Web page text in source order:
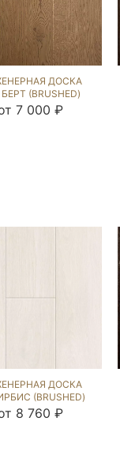
ДОСКА
(BRUSHED)
143624
7 000 ₽
ДОСКА
(BRUSHED)
143827
8 760 ₽